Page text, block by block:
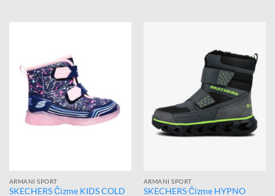
ARMANI SPORT
SKECHERS Čizme KIDS COLD
ARMANI SPORT
SKECHERS Čizme HYPNO